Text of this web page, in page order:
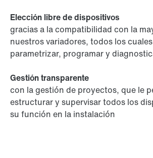
Elección libre de dispositivos
gracias a la compatibilidad con la
nuestros variadores, todos los
parametrizar, programar y
Gestión transparente
con la gestión de proyectos, que le
estructurar y supervisar todos los
su función en la instalación